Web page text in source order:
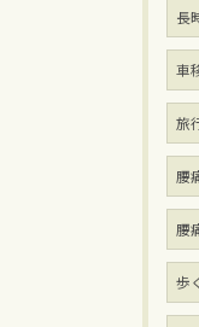
長
車
旅
腰
腰
歩